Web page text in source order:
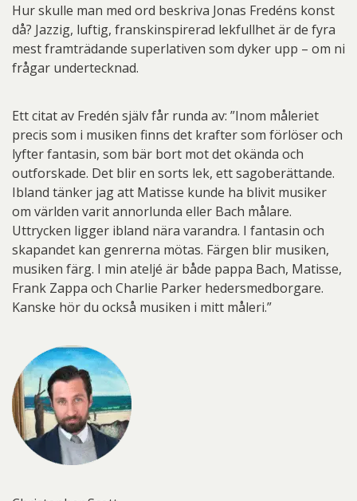
Hur skulle man med ord beskriva Jonas Fredéns konst
då? Jazzig, luftig, franskinspirerad lekfullhet är de fyra
mest framträdande superlativen som dyker upp – om ni
frågar undertecknad.
Ett citat av Fredén själv får runda av: ”Inom måleriet
precis som i musiken finns det krafter som förlöser och
lyfter fantasin, som bär bort mot det okända och
outforskade. Det blir en sorts lek, ett sagoberättande.
Ibland tänker jag att Matisse kunde ha blivit musiker
om världen varit annorlunda eller Bach målare.
Uttrycken ligger ibland nära varandra. I fantasin och
skapandet kan genrerna mötas. Färgen blir musiken,
musiken färg. I min ateljé är både pappa Bach, Matisse,
Frank Zappa och Charlie Parker hedersmedborgare.
Kanske hör du också musiken i mitt måleri.”